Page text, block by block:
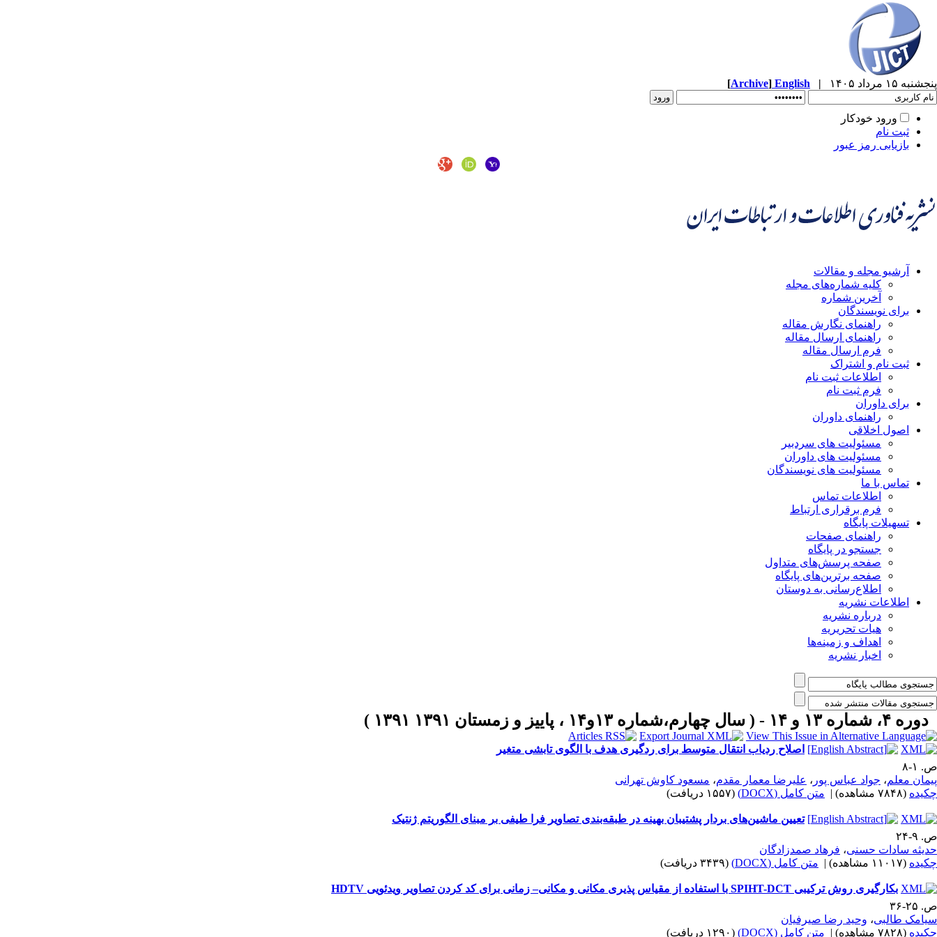
پنجشنبه ۱۵ مرداد ۱۴۰۵ |
English
[Archive]
ورود خودکار
ثبت نام
بازیابی رمز عبور
آرشیو مجله و مقالات
کلیه شماره‌های مجله
آخرین شماره
برای نویسندگان
راهنمای نگارش مقاله
راهنمای ارسال مقاله
فرم ارسال مقاله
ثبت نام و اشتراک
اطلاعات ثبت نام
فرم ثبت نام
برای داوران
راهنمای داوران
اصول اخلاقی
مسئولیت های سردبیر
مسئولیت های داوران
مسئولیت های نویسندگان
تماس با ما
اطلاعات تماس
فرم برقراری ارتباط
تسهیلات پایگاه
راهنمای صفحات
جستجو در پایگاه
صفحه پرسش‌های متداول
صفحه برترین‌های پایگاه
اطلاع‌رسانی به دوستان
اطلاعات نشریه
درباره نشریه
هیات تحریریه
اهداف و زمینه‌ها
اخبار نشریه
دوره ۴، شماره ۱۳ و ۱۴ - ( سال چهارم،شماره ۱۳و۱۴ ، پاییز و زمستان ۱۳۹۱ ۱۳۹۱ )
اصلاح ردیاب انتقال متوسط برای ردگیری هدف با الگوی تابشی متغیر
ص. ۱-۸
پیمان معلم، جواد عباس پور ، علیرضا معمار مقدم، مسعود کاوش تهرانی
چکیده (۷۸۴۸ مشاهده) | متن کامل (DOCX) (۱۵۵۷ دریافت)
تعیین ماشین‌های بردار پشتیبان بهینه در طبقه‌بندی تصاویر فرا طیفی بر مبنای الگوریتم ژنتیک
ص. ۹-۲۴
حدیثه سادات حسنی، فرهاد صمدزادگان
چکیده (۱۱۰۱۷ مشاهده) | متن کامل (DOCX) (۳۴۳۹ دریافت)
بکارگیری روش ترکیبی SPIHT-DCT با استفاده از مقیاس پذیری مکانی و مکانی– زمانی برای کد کردن تصاویر ویدئویی HDTV
ص. ۲۵-۳۶
سیامک طالبی، وحید رضا صیرفیان
چکیده (۷۸۲۸ مشاهده) | متن کامل (DOCX) (۱۲۹۰ دریافت)